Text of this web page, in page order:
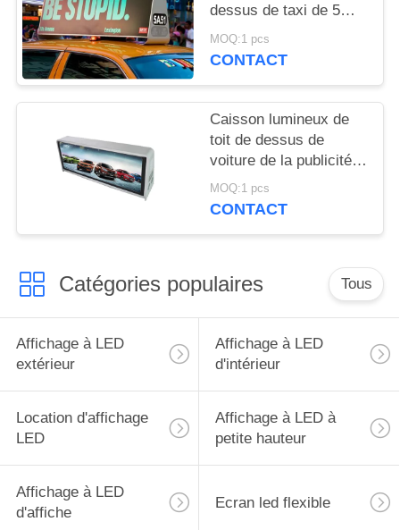
PRIVACY
POLICY
dessus de taxi de 5mm
a mené l'installation
facile 40000 Pixel/M2
MOQ:1 pcs
CONTACT
Caisson lumineux de
toit de dessus de
voiture de la publicité
de dessus de taxi de
Digital de publicité
MOQ:1 pcs
CONTACT
Catégories populaires Tous
Affichage à LED
extérieur
Affichage à LED
d'intérieur
Location d'affichage
LED
Affichage à LED à
petite hauteur
Affichage à LED
d'affiche
Ecran led flexible